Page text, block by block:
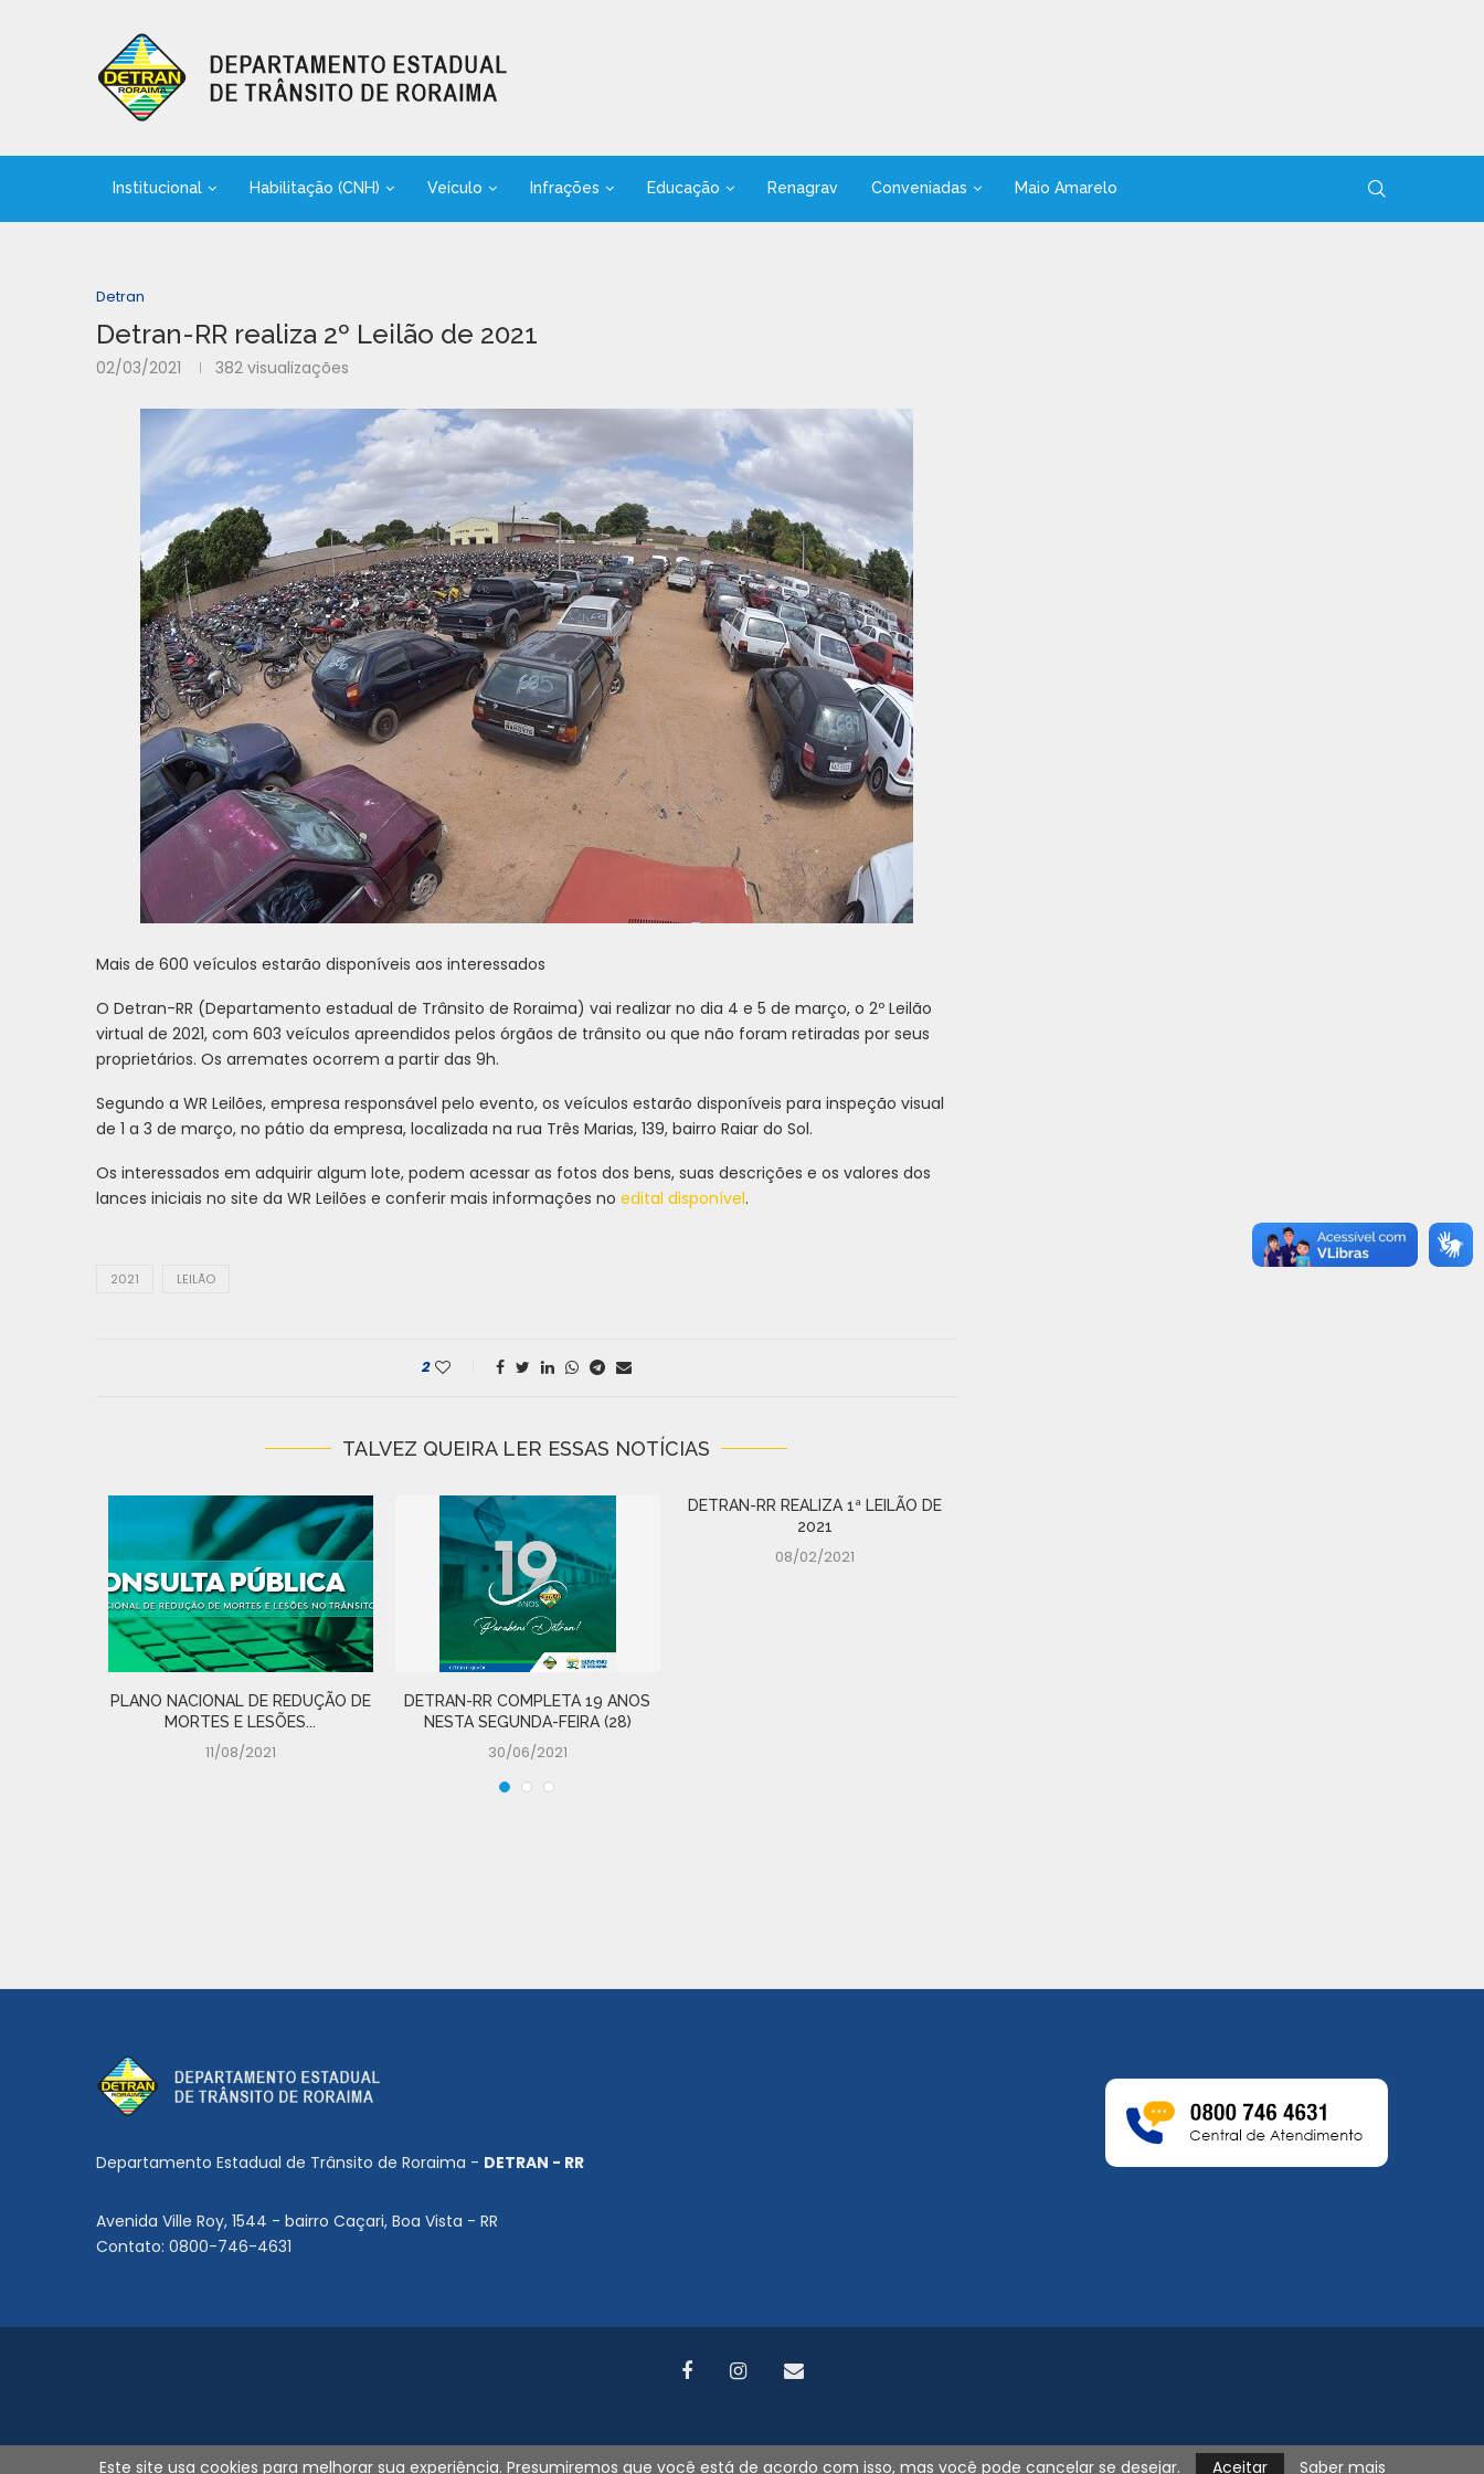
Institucional Habilitação (CNH) Veículo Infrações Educação Renagrav Conveniadas Maio Amarelo
Detran
Detran-RR realiza 2º Leilão de 2021
02/03/2021 382 visualizações
Mais de 600 veículos estarão disponíveis aos interessados
O Detran-RR (Departamento estadual de Trânsito de Roraima) vai realizar no dia 4 e 5 de março, o 2º Leilão
virtual de 2021, com 603 veículos apreendidos pelos órgãos de trânsito ou que não foram retiradas por seus
proprietários. Os arremates ocorrem a partir das 9h.
Segundo a WR Leilões, empresa responsável pelo evento, os veículos estarão disponíveis para inspeção visual
de 1 a 3 de março, no pátio da empresa, localizada na rua Três Marias, 139, bairro Raiar do Sol.
Os interessados em adquirir algum lote, podem acessar as fotos dos bens, suas descrições e os valores dos
lances iniciais no site da WR Leilões e conferir mais informações no edital disponível.
2021 LEILÃO
2
TALVEZ QUEIRA LER ESSAS NOTÍCIAS
PLANO NACIONAL DE REDUÇÃO DE
MORTES E LESÕES...
11/08/2021
DETRAN-RR COMPLETA 19 ANOS
NESTA SEGUNDA-FEIRA (28)
30/06/2021
DETRAN-RR REALIZA 1ª LEILÃO DE
2021
08/02/2021
Departamento Estadual de Trânsito de Roraima - DETRAN - RR
Avenida Ville Roy, 1544 - bairro Caçari, Boa Vista - RR
Contato: 0800-746-4631
2026 DETRAN-RR. Todos os direitos reservados. - Por Search Tecnologia
Este site usa cookies para melhorar sua experiência. Presumiremos que você está de acordo com isso, mas você pode cancelar se desejar. Aceitar Saber mais